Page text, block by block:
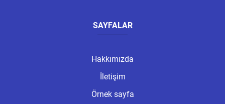
SAYFALAR
Hakkımızda
İletişim
Örnek sayfa